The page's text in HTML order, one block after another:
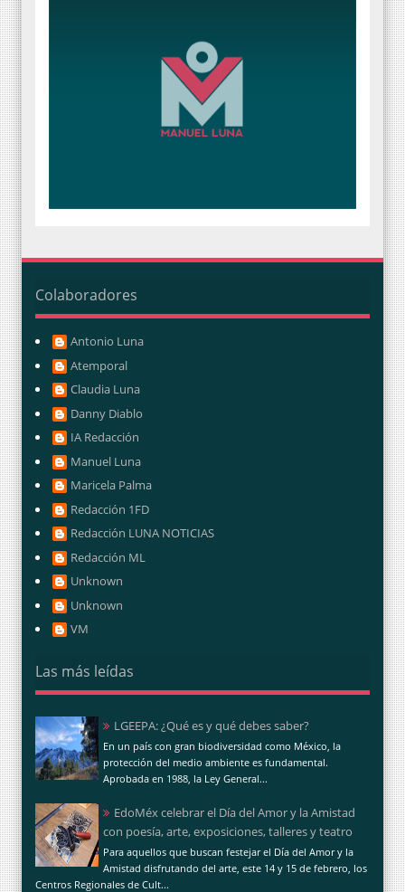
Colaboradores
Antonio Luna
Atemporal
Claudia Luna
Danny Diablo
IA Redacción
Manuel Luna
Maricela Palma
Redacción 1FD
Redacción LUNA NOTICIAS
Redacción ML
Unknown
Unknown
VM
Las más leídas
LGEEPA: ¿Qué es y qué debes saber?
En un país con gran biodiversidad como México, la
protección del medio ambiente es fundamental.
Aprobada en 1988, la Ley General...
EdoMéx celebrar el Día del Amor y la Amistad
con poesía, arte, exposiciones, talleres y teatro
Para aquellos que buscan festejar el Día del Amor y la
Amistad disfrutando del arte, este 14 y 15 de febrero, los
Centros Regionales de Cult...